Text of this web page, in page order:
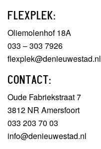
FLEXPLEK:
Oliemolenhof 18A
033 – 303 7926
flexplek@denieuwestad.nl
CONTACT:
Oude Fabriekstraat 7
3812 NR Amersfoort
033 203 70 03
info@denieuwestad.nl